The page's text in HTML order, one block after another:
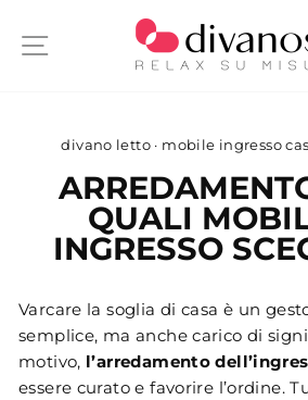
SITE NAVIGATION
divano letto · mobile ingresso
QUALI
INGRESSO
Varcare la soglia di casa è un
semplice, ma anche carico di
motivo, l’arredamento
essere curato e favorire l’ordine.